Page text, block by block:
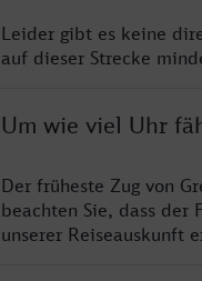
Leider gibt es keine
auf dieser Strecke
Um wie viel Uhr
Der früheste Zug von
beachten Sie, dass der
unserer Reiseauskunft